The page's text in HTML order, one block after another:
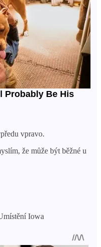
vpravo.
že může být běžné u
Iowa